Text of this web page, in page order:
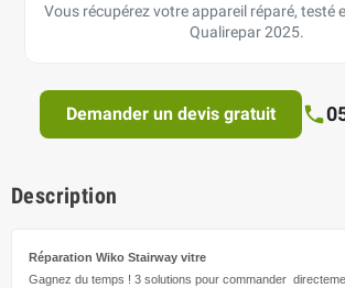
Vous récupérez votre appareil réparé, testé
Qualirepar 2025.
Demander un devis gratuit
Description
Réparation Wiko Stairway vitre
Gagnez du temps ! 3 solutions pour commander